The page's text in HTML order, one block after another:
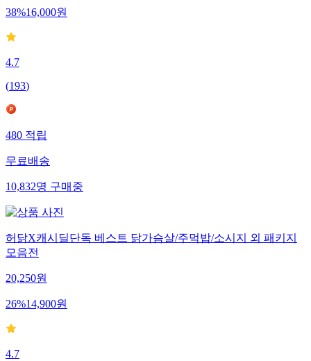
38%16,000원
4.7
(193)
480 적립
무료배송
10,832명 구매중
허닭X캐시딜단독 베스트 닭가슴살/주먹밥/소시지 외 패키지
모음전
20,250원
26%14,900원
4.7